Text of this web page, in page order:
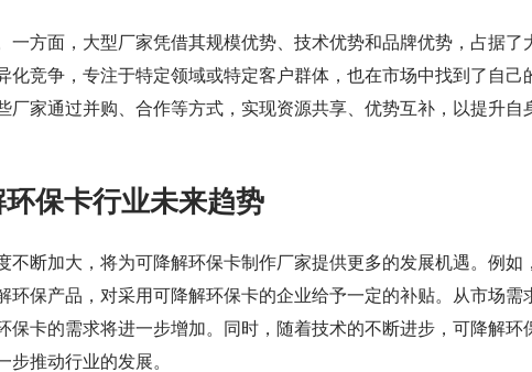
一方面，大型厂家凭借其规模优势、技术优势和品牌优势，占据了
竞争，专注于特定领域或特定客户群体，也在市场中找到了自己
家通过并购、合作等方式，实现资源共享、优势互补，以提升自
保卡行业未来趋势
不断加大，将为可降解环保卡制作厂家提供更多的发展机遇。例如
保产品，对采用可降解环保卡的企业给予一定的补贴。从市场需
卡的需求将进一步增加。同时，随着技术的不断进步，可降解环
推动行业的发展。